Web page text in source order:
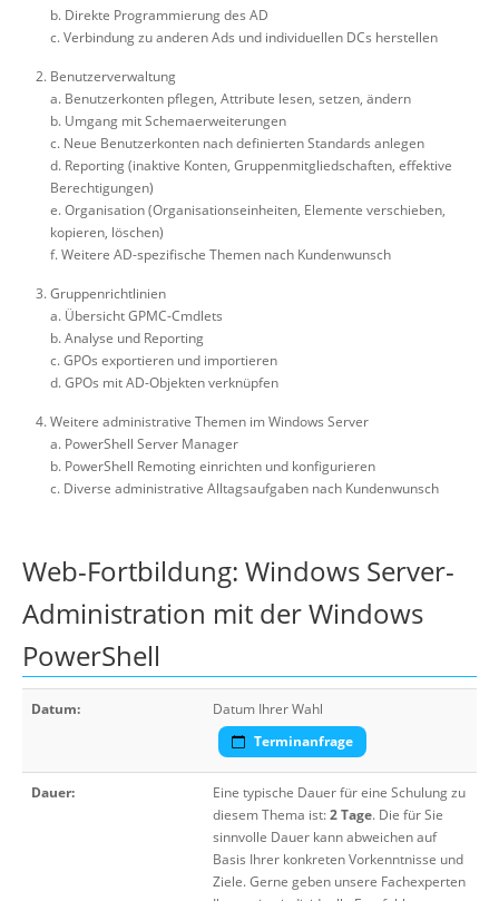
b. Direkte Programmierung des AD
c. Verbindung zu anderen Ads und individuellen DCs herstellen
Benutzerverwaltung
a. Benutzerkonten pflegen, Attribute lesen, setzen, ändern
b. Umgang mit Schemaerweiterungen
c. Neue Benutzerkonten nach definierten Standards anlegen
d. Reporting (inaktive Konten, Gruppenmitgliedschaften, effektive
Berechtigungen)
e. Organisation (Organisationseinheiten, Elemente verschieben,
kopieren, löschen)
f. Weitere AD-spezifische Themen nach Kundenwunsch
Gruppenrichtlinien
a. Übersicht GPMC-Cmdlets
b. Analyse und Reporting
c. GPOs exportieren und importieren
d. GPOs mit AD-Objekten verknüpfen
Weitere administrative Themen im Windows Server
a. PowerShell Server Manager
b. PowerShell Remoting einrichten und konfigurieren
c. Diverse administrative Alltagsaufgaben nach Kundenwunsch
Web-Fortbildung: Windows Server-
Administration mit der Windows
PowerShell
Datum:
Datum Ihrer Wahl
Terminanfrage
Dauer:
Eine typische Dauer für eine Schulung zu
diesem Thema ist:2 Tage. Die für Sie
sinnvolle Dauer kann abweichen auf
Basis Ihrer konkreten Vorkenntnisse und
Ziele. Gerne geben unsere Fachexperten